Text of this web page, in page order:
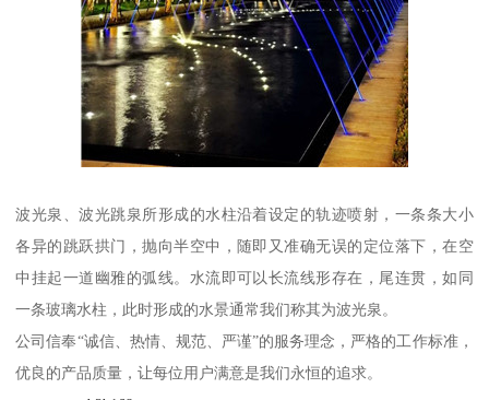
波光泉、波光跳泉所形成的水柱沿着设定的轨迹喷射，一条条大小
各异的跳跃拱门，抛向半空中，随即又准确无误的定位落下，在空
中挂起一道幽雅的弧线。水流即可以长流线形存在，尾连贯，如同
一条玻璃水柱，此时形成的水景通常我们称其为波光泉。
公司信奉“诚信、热情、规范、严谨”的服务理念，严格的工作标准，
优良的产品质量，让每位用户满意是我们永恒的追求。